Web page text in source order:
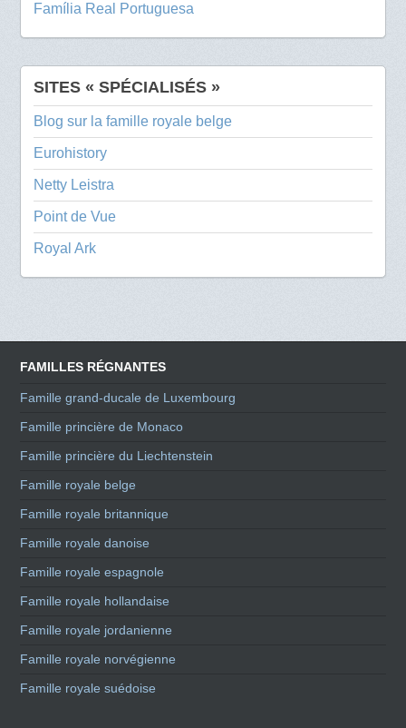
Família Real Portuguesa
SITES « SPÉCIALISÉS »
Blog sur la famille royale belge
Eurohistory
Netty Leistra
Point de Vue
Royal Ark
FAMILLES RÉGNANTES
Famille grand-ducale de Luxembourg
Famille princière de Monaco
Famille princière du Liechtenstein
Famille royale belge
Famille royale britannique
Famille royale danoise
Famille royale espagnole
Famille royale hollandaise
Famille royale jordanienne
Famille royale norvégienne
Famille royale suédoise